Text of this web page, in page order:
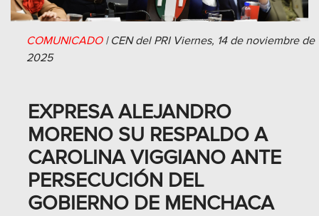
COMUNICADO| CEN del PRI Viernes, 14 de noviembre de
2025
EXPRESA ALEJANDRO
MORENO SU RESPALDO A
CAROLINA VIGGIANO ANTE
PERSECUCIÓN DEL
GOBIERNO DE MENCHACA